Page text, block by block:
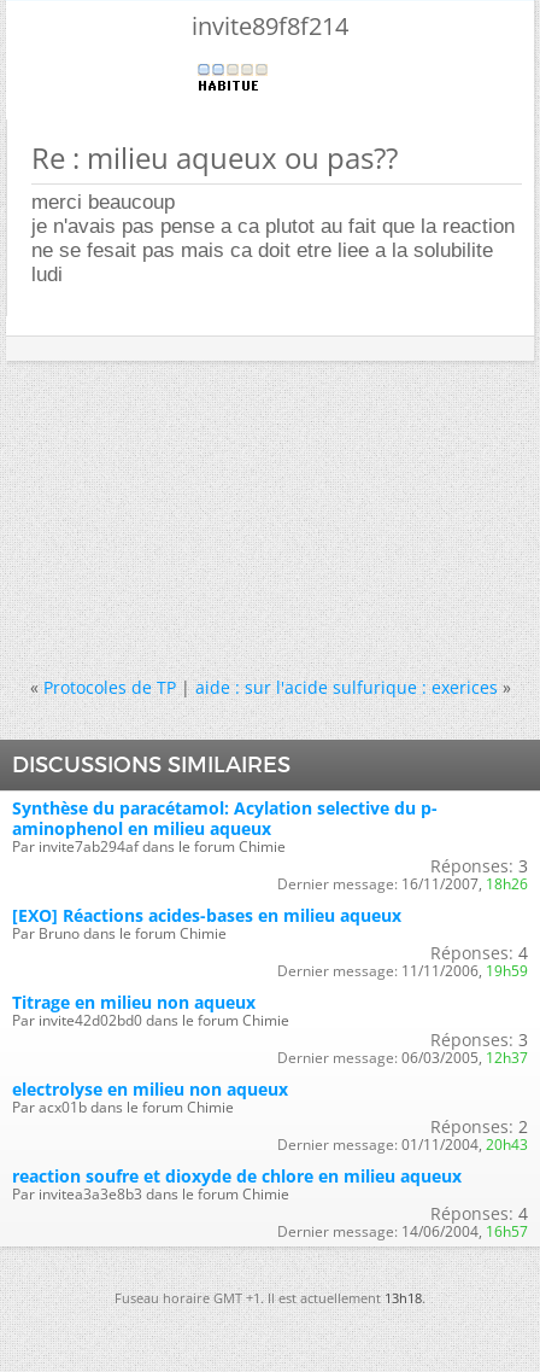
invite89f8f214
Re : milieu aqueux ou pas??
merci beaucoup
je n'avais pas pense a ca plutot au fait que la reaction
ne se fesait pas mais ca doit etre liee a la solubilite
ludi
« Protocoles de TP|aide : sur l'acide sulfurique : exerices »
DISCUSSIONS SIMILAIRES
Synthèse du paracétamol: Acylation selective du p-
aminophenol en milieu aqueux
Par invite7ab294af dans le forum Chimie
Réponses: 3
Dernier message: 16/11/2007, 18h26
[EXO] Réactions acides-bases en milieu aqueux
Par Bruno dans le forum Chimie
Réponses: 4
Dernier message: 11/11/2006, 19h59
Titrage en milieu non aqueux
Par invite42d02bd0 dans le forum Chimie
Réponses: 3
Dernier message: 06/03/2005, 12h37
electrolyse en milieu non aqueux
Par acx01b dans le forum Chimie
Réponses: 2
Dernier message: 01/11/2004, 20h43
reaction soufre et dioxyde de chlore en milieu aqueux
Par invitea3a3e8b3 dans le forum Chimie
Réponses: 4
Dernier message: 14/06/2004, 16h57
Fuseau horaire GMT +1. Il est actuellement13h18.